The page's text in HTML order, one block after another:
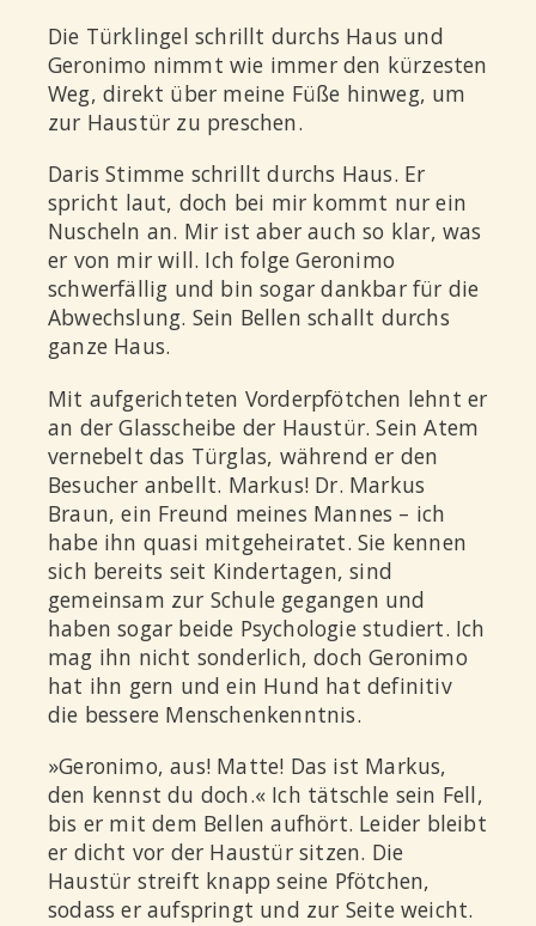
Die Türklingel schrillt durchs Haus und
Geronimo nimmt wie immer den kürzesten
Weg, direkt über meine Füße hinweg, um
zur Haustür zu preschen.
Daris Stimme schrillt durchs Haus. Er
spricht laut, doch bei mir kommt nur ein
Nuscheln an. Mir ist aber auch so klar, was
er von mir will. Ich folge Geronimo
schwerfällig und bin sogar dankbar für die
Abwechslung. Sein Bellen schallt durchs
ganze Haus.
Mit aufgerichteten Vorderpfötchen lehnt er
an der Glasscheibe der Haustür. Sein Atem
vernebelt das Türglas, während er den
Besucher anbellt. Markus! Dr. Markus
Braun, ein Freund meines Mannes – ich
habe ihn quasi mitgeheiratet. Sie kennen
sich bereits seit Kindertagen, sind
gemeinsam zur Schule gegangen und
haben sogar beide Psychologie studiert. Ich
mag ihn nicht sonderlich, doch Geronimo
hat ihn gern und ein Hund hat definitiv
die bessere Menschenkenntnis.
»Geronimo, aus! Matte! Das ist Markus,
den kennst du doch.« Ich tätschle sein Fell,
bis er mit dem Bellen aufhört. Leider bleibt
er dicht vor der Haustür sitzen. Die
Haustür streift knapp seine Pfötchen,
sodass er aufspringt und zur Seite weicht.